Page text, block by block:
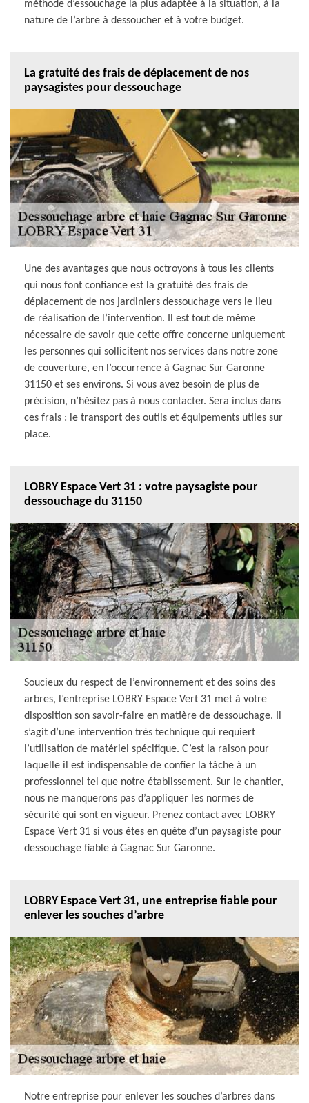
méthode d’essouchage la plus adaptée à la situation, à la
nature de l’arbre à dessoucher et à votre budget.
La gratuité des frais de déplacement de nos
paysagistes pour dessouchage
Une des avantages que nous octroyons à tous les clients
qui nous font confiance est la gratuité des frais de
déplacement de nos jardiniers dessouchage vers le lieu
de réalisation de l’intervention. Il est tout de même
nécessaire de savoir que cette offre concerne uniquement
les personnes qui sollicitent nos services dans notre zone
de couverture, en l’occurrence à Gagnac Sur Garonne
31150 et ses environs. Si vous avez besoin de plus de
précision, n’hésitez pas à nous contacter. Sera inclus dans
ces frais : le transport des outils et équipements utiles sur
place.
LOBRY Espace Vert 31 : votre paysagiste pour
dessouchage du 31150
Soucieux du respect de l’environnement et des soins des
arbres, l’entreprise LOBRY Espace Vert 31 met à votre
disposition son savoir-faire en matière de dessouchage. Il
s’agit d’une intervention très technique qui requiert
l’utilisation de matériel spécifique. C’est la raison pour
laquelle il est indispensable de confier la tâche à un
professionnel tel que notre établissement. Sur le chantier,
nous ne manquerons pas d’appliquer les normes de
sécurité qui sont en vigueur. Prenez contact avec LOBRY
Espace Vert 31 si vous êtes en quête d’un paysagiste pour
dessouchage fiable à Gagnac Sur Garonne.
LOBRY Espace Vert 31, une entreprise fiable pour
enlever les souches d’arbre
Notre entreprise pour enlever les souches d’arbres dans